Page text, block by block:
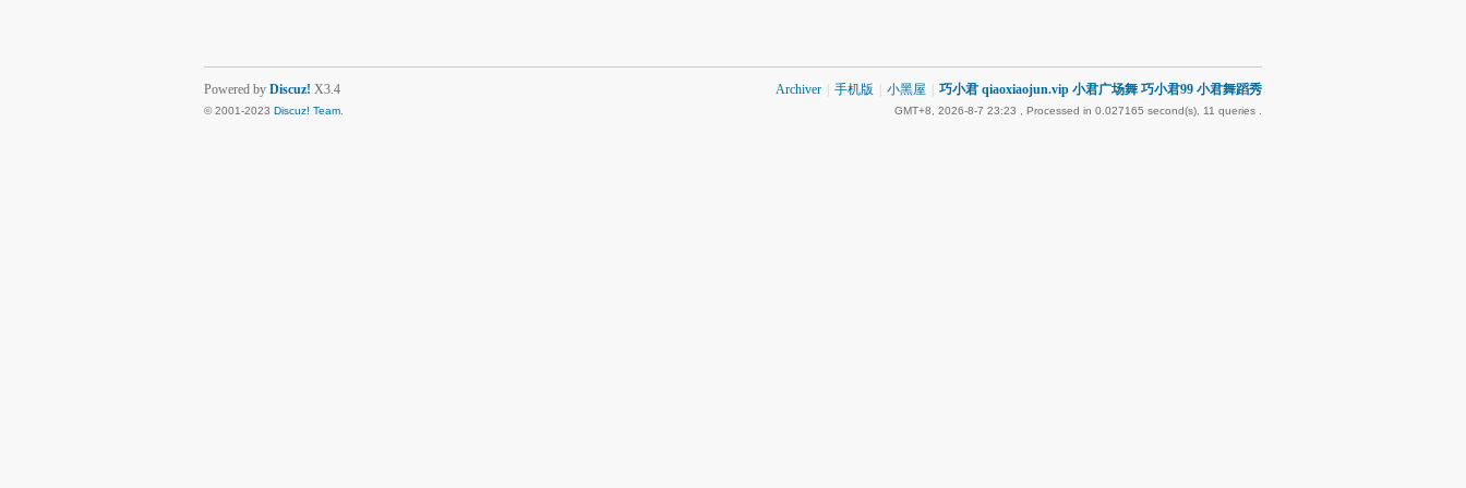
Archiver 手机版 小黑屋 巧小君 qiaoxiaojun.vip 小君广场舞 巧小君99 小君舞蹈秀
GMT+8, 2026-8-7 23:23 , Processed in 0.027165 second(s), 11 queries .
Powered by Discuz! X3.4
© 2001-2023 Discuz! Team